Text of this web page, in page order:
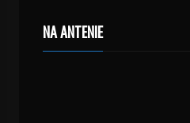
NA ANTENIE